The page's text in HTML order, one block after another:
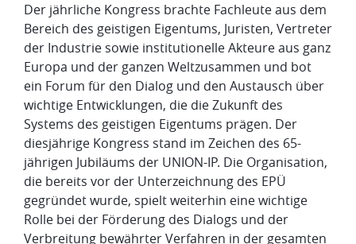
Der jährliche Kongress brachte Fachleute aus dem
Bereich des geistigen Eigentums, Juristen, Vertreter
der Industrie sowie institutionelle Akteure aus ganz
Europa und der ganzen Weltzusammen und bot
ein Forum für den Dialog und den Austausch über
wichtige Entwicklungen, die die Zukunft des
Systems des geistigen Eigentums prägen. Der
diesjährige Kongress stand im Zeichen des 65-
jährigen Jubiläums der UNION-IP. Die Organisation,
die bereits vor der Unterzeichnung des EPÜ
gegründet wurde, spielt weiterhin eine wichtige
Rolle bei der Förderung des Dialogs und der
Verbreitung bewährter Verfahren in der gesamten